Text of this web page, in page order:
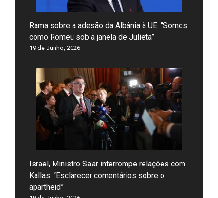
Rama sobre a adesão da Albânia à UE: “Somos
como Romeu sob a janela de Julieta”
19 de Junho, 2026
Israel, Ministro Sa’ar interrompe relações com
Kallas: “Esclarecer comentários sobre o
apartheid”